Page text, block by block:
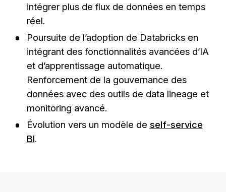
intégrer plus de flux de données en temps
réel.
Poursuite de l’adoption de Databricks en
intégrant des fonctionnalités avancées d’IA
et d’apprentissage automatique.
Renforcement de la gouvernance des
données avec des outils de data lineage et
monitoring avancé.
Évolution vers un modèle de self-service
BI.